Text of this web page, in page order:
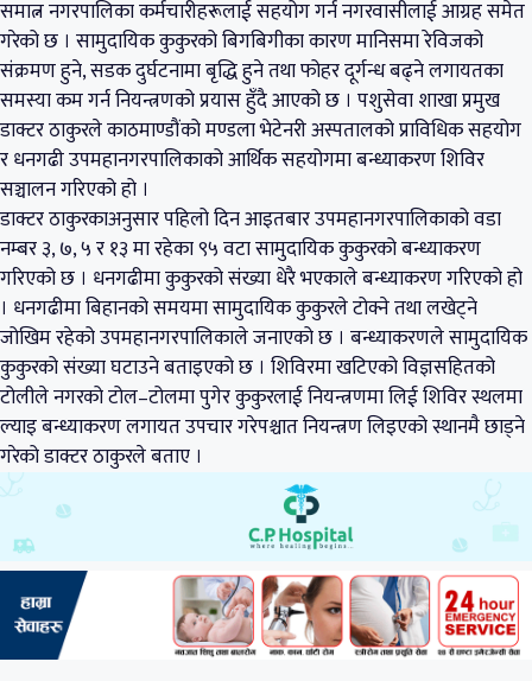
समात्न नगरपालिका कर्मचारीहरूलाई सहयोग गर्न नगरवासीलाई आग्रह समेत
गरेको छ । सामुदायिक कुकुरको बिगबिगीका कारण मानिसमा रेविजको
संक्रमण हुने, सडक दुर्घटनामा बृद्धि हुने तथा फोहर दूर्गन्ध बढ्ने लगायतका
समस्या कम गर्न नियन्त्रणको प्रयास हुँदै आएको छ । पशुसेवा शाखा प्रमुख
डाक्टर ठाकुरले काठमाण्डौंको मण्डला भेटेनरी अस्पतालको प्राविधिक सहयोग
र धनगढी उपमहानगरपालिकाको आर्थिक सहयोगमा बन्ध्याकरण शिविर
सञ्चालन गरिएको हो ।
डाक्टर ठाकुरकाअनुसार पहिलो दिन आइतबार उपमहानगरपालिकाको वडा
नम्बर ३, ७, ५ र १३ मा रहेका ९५ वटा सामुदायिक कुकुरको बन्ध्याकरण
गरिएको छ । धनगढीमा कुकुरको संख्या धेरै भएकाले बन्ध्याकरण गरिएको हो
। धनगढीमा बिहानको समयमा सामुदायिक कुकुरले टोक्ने तथा लखेट्ने
जोखिम रहेको उपमहानगरपालिकाले जनाएको छ । बन्ध्याकरणले सामुदायिक
कुकुरको संख्या घटाउने बताइएको छ । शिविरमा खटिएको विज्ञसहितको
टोलीले नगरको टोल–टोलमा पुगेर कुकुरलाई नियन्त्रणमा लिई शिविर स्थलमा
ल्याइ बन्ध्याकरण लगायत उपचार गरेपश्चात नियन्त्रण लिइएको स्थानमै छाड्ने
गरेको डाक्टर ठाकुरले बताए ।